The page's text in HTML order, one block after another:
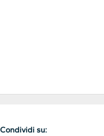
Condividi su: